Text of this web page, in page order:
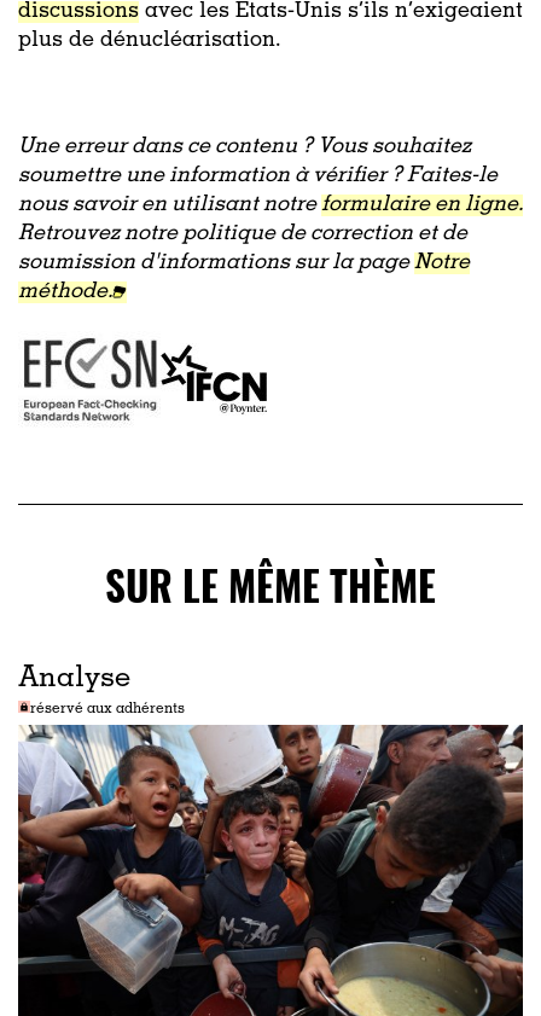
discussions avec les États-Unis s’ils n’exigeaient
plus de dénucléarisation.
Une erreur dans ce contenu ? Vous souhaitez
soumettre une information à vérifier ? Faites-le
nous savoir en utilisant notreformulaire en ligne.
Retrouvez notre politique de correction et de
soumission d'informations sur la pageNotre
méthode.
SUR LE MÊME THÈME
Analyse
réservé aux adhérents